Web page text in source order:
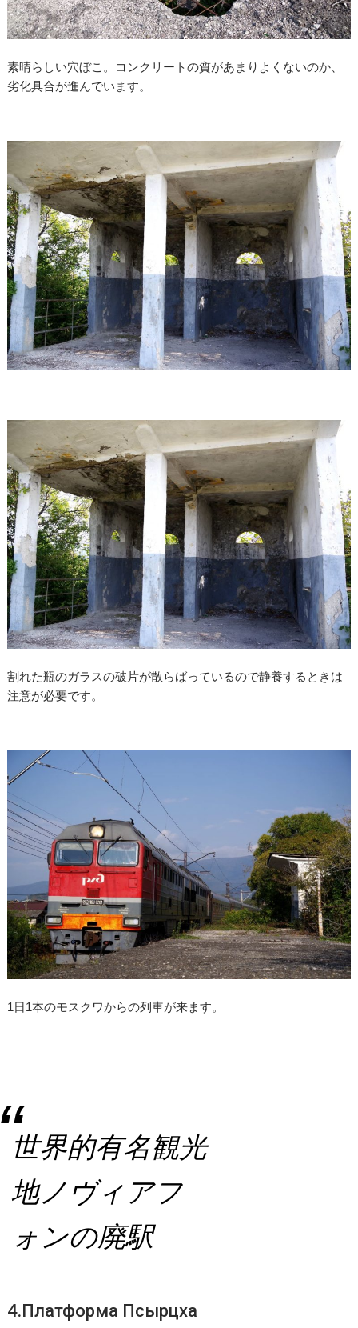
素晴らしい穴ぼこ。コンクリートの質があまりよくないのか、
劣化具合が進んでいます。
割れた瓶のガラスの破片が散らばっているので静養するときは
注意が必要です。
1日1本のモスクワからの列車が来ます。
世界的有名観光
地ノヴィアフ
ォンの廃駅
4.Платформа Псырцха